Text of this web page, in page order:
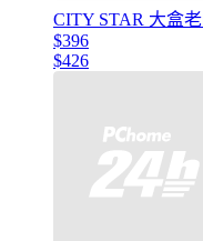
CITY STAR 大盒
$396
$426